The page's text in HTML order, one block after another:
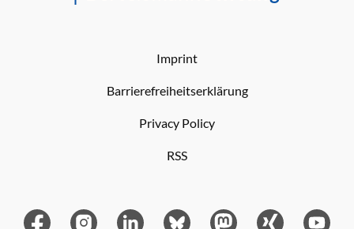
Imprint
Barrierefreiheitserklärung
Privacy Policy
RSS